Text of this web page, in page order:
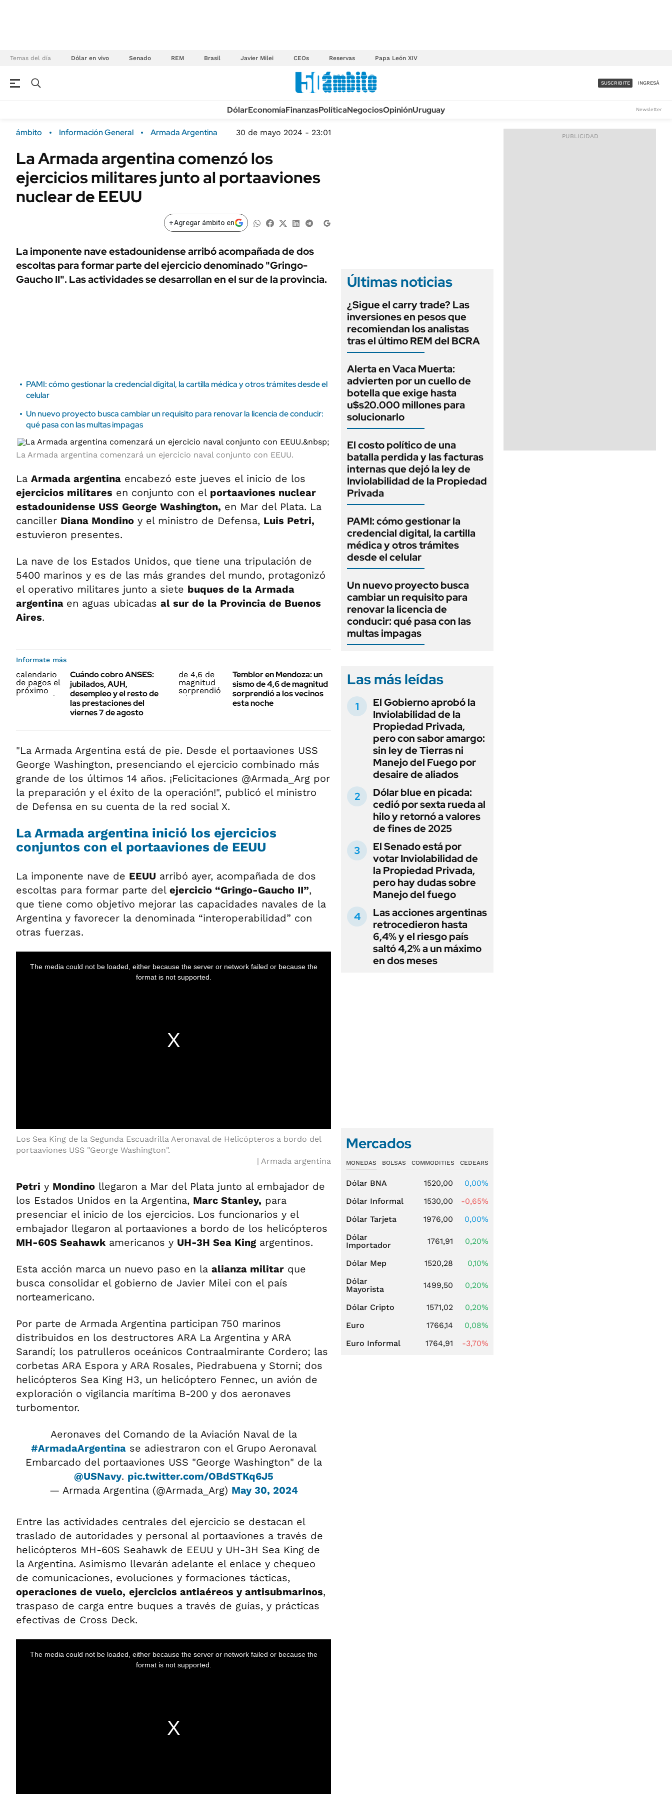
Temas del día Dólar en vivo Senado REM Brasil Javier Milei CEOs Reservas Papa León XIV
Campo
FINANZAS
Dólar
Sustentabilidad
Seguros
ENERGY REPORT
URUGUAY
TECNOLOGÍA
MÉXICO
MUNDO
INFORMACIÓN GENERAL
AUTOS
ACCESO FULL - $1.800/MES
SUSCRIBITE INGRESÁ
DólarEconomíaFinanzasPolíticaNegociosOpiniónUruguay Newsletter
ámbito Información General Armada Argentina 30 de mayo 2024 - 23:01
La Armada argentina comenzó los
ejercicios militares junto al portaaviones
nuclear de EEUU
+Agregar ámbito en
La imponente nave estadounidense arribó acompañada de dos
escoltas para formar parte del ejercicio denominado "Gringo-
Gaucho II". Las actividades se desarrollan en el sur de la provincia.
PAMI: cómo gestionar la credencial digital, la cartilla médica y otros trámites desde el
celular
Un nuevo proyecto busca cambiar un requisito para renovar la licencia de conducir:
qué pasa con las multas impagas
La Armada argentina comenzará un ejercicio naval conjunto con EEUU.
La Armada argentina encabezó este jueves el inicio de los
ejercicios militares en conjunto con el portaaviones nuclear
estadounidense USS George Washington, en Mar del Plata. La
canciller Diana Mondino y el ministro de Defensa, Luis Petri,
estuvieron presentes.
La nave de los Estados Unidos, que tiene una tripulación de
5400 marinos y es de las más grandes del mundo, protagonizó
el operativo militares junto a siete buques de la Armada
argentina en aguas ubicadas al sur de la Provincia de Buenos
Aires.
Informate más
Cuándo cobro ANSES:
jubilados, AUH,
desempleo y el resto de
las prestaciones del
viernes 7 de agosto
Temblor en Mendoza: un
sismo de 4,6 de magnitud
sorprendió a los vecinos
esta noche
"La Armada Argentina está de pie. Desde el portaaviones USS
George Washington, presenciando el ejercicio combinado más
grande de los últimos 14 años. ¡Felicitaciones @Armada_Arg por
la preparación y el éxito de la operación!", publicó el ministro
de Defensa en su cuenta de la red social X.
La Armada argentina inició los ejercicios
conjuntos con el portaaviones de EEUU
La imponente nave de EEUU arribó ayer, acompañada de dos
escoltas para formar parte del ejercicio “Gringo-Gaucho II”,
que tiene como objetivo mejorar las capacidades navales de la
Argentina y favorecer la denominada “interoperabilidad” con
otras fuerzas.
Los Sea King de la Segunda Escuadrilla Aeronaval de Helicópteros a bordo del
portaaviones USS "George Washington".
Armada argentina
Petri y Mondino llegaron a Mar del Plata junto al embajador de
los Estados Unidos en la Argentina, Marc Stanley, para
presenciar el inicio de los ejercicios. Los funcionarios y el
embajador llegaron al portaaviones a bordo de los helicópteros
MH-60S Seahawkamericanos y UH-3H Sea King argentinos.
Esta acción marca un nuevo paso en la alianza militar que
busca consolidar el gobierno de Javier Milei con el país
norteamericano.
Por parte de Armada Argentina participan 750 marinos
distribuidos en los destructores ARA La Argentina y ARA
Sarandí; los patrulleros oceánicos Contraalmirante Cordero; las
corbetas ARA Espora y ARA Rosales, Piedrabuena y Storni; dos
helicópteros Sea King H3, un helicóptero Fennec, un avión de
exploración o vigilancia marítima B-200 y dos aeronaves
turbomentor.
Aeronaves del Comando de la Aviación Naval de la
#ArmadaArgentinase adiestraron con el Grupo Aeronaval
Embarcado del portaaviones USS "George Washington" de la
@USNavy. pic.twitter.com/OBdSTKq6J5
— Armada Argentina (@Armada_Arg) May 30, 2024
Entre las actividades centrales del ejercicio se destacan el
traslado de autoridades y personal al portaaviones a través de
helicópteros MH-60S Seahawk de EEUU y UH-3H Sea King de
la Argentina. Asimismo llevarán adelante el enlace y chequeo
de comunicaciones, evoluciones y formaciones tácticas,
operaciones de vuelo, ejercicios antiaéreos y antisubmarinos,
traspaso de carga entre buques a través de guías, y prácticas
efectivas de Cross Deck.
Últimas noticias
¿Sigue el carry trade? Las
inversiones en pesos que
recomiendan los analistas
tras el último REM del BCRA
Alerta en Vaca Muerta:
advierten por un cuello de
botella que exige hasta
u$s20.000 millones para
solucionarlo
El costo político de una
batalla perdida y las facturas
internas que dejó la ley de
Inviolabilidad de la Propiedad
Privada
PAMI: cómo gestionar la
credencial digital, la cartilla
médica y otros trámites
desde el celular
Un nuevo proyecto busca
cambiar un requisito para
renovar la licencia de
conducir: qué pasa con las
multas impagas
Las más leídas
El Gobierno aprobó la
Inviolabilidad de la
Propiedad Privada,
pero con sabor amargo:
sin ley de Tierras ni
Manejo del Fuego por
desaire de aliados
Dólar blue en picada:
cedió por sexta rueda al
hilo y retornó a valores
de fines de 2025
El Senado está por
votar Inviolabilidad de
la Propiedad Privada,
pero hay dudas sobre
Manejo del fuego
Las acciones argentinas
retrocedieron hasta
6,4% y el riesgo país
saltó 4,2% a un máximo
en dos meses
Mercados
MONEDAS BOLSAS COMMODITIES CEDEARS
Dólar BNA 1520,00
0,00%
Dólar Informal
1530,00
-0,65%
Dólar Tarjeta
1976,00
0,00%
Dólar
Importador
1761,91 0,20%
Dólar Mep 1520,28
0,10%
Dólar
Mayorista
1499,50 0,20%
Dólar Cripto 1571,02
0,20%
Euro
1766,14
0,08%
Euro Informal
1764,91 -3,70%